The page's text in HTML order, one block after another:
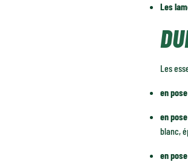
Les
Les
en
en
blanc,
en